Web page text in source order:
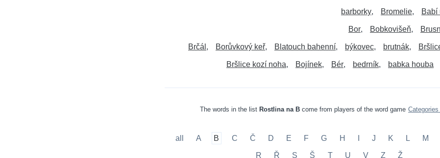
barborky Bromelie Babí
Bor Bobkovišeň
Brčál Borůvkový keř Blatouch bahenní býkovec brutnák
Bršlice kozí noha Bojínek Bér bedrník babka houba
The words in the list Rostlina na B come from players of the word game
all A B C Č D E F G H J K L M
R Ř S Š T U V Z Ž